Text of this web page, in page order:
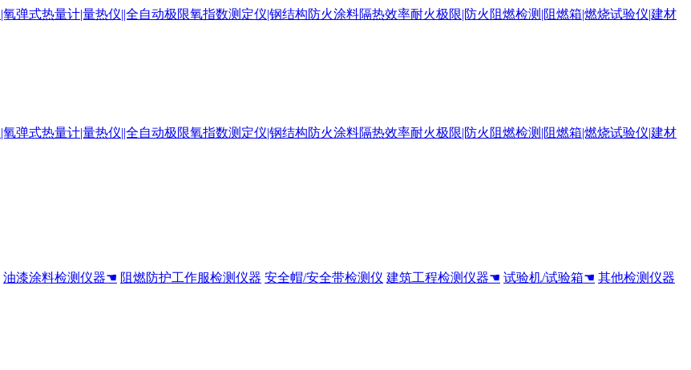
油漆涂料检测仪器☚ 阻燃防护工作服检测仪器 安全帽/安全带检测仪 建筑工程检测仪器☚ 试验机/试验箱☚ 其他检测仪器